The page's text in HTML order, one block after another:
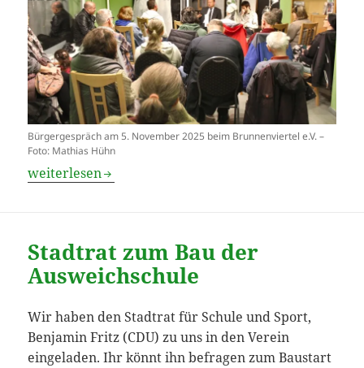
Bürgergespräch am 5. November 2025 beim Brunnenviertel e.V. –
Foto: Mathias Hühn
Schulschnellbau für die Ernst-Reuter-Schule
weiterlesen
Stadtrat zum Bau der
Ausweichschule
Wir haben den Stadtrat für Schule und Sport,
Benjamin Fritz (CDU) zu uns in den Verein
eingeladen. Ihr könnt ihn befragen zum Baustart